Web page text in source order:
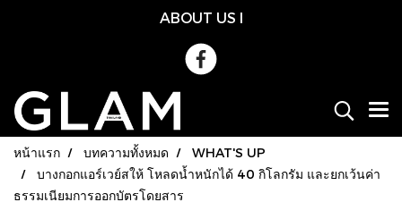
ABOUT US l
หน้าแรก บทความทั้งหมด
WHAT'S UP
บางกอกแอร์เวย์สให้ โหลดน้ำหนักได้ 40 กิโลกรัม และยกเว้นค่า
ธรรมเนียมการออกบัตรโดยสาร